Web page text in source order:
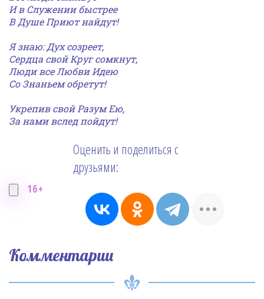
И в Служении быстрее
В Душе Приют найдут!
Я знаю: Дух созреет,
Сердца свой Круг сомкнут,
Люди все Любви Идею
Со Знаньем обретут!
Укрепивсвой Разум Ею,
За нами вслед пойдут!
16+
Оценить и поделиться с
друзьями:
Комментарии